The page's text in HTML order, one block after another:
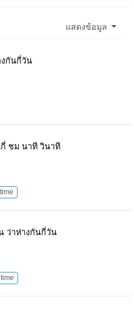
แสดงข้อมูล
งกันกี่วัน
กี่ ชม นาที วินาที
ว่าห่างกันกี่วัน